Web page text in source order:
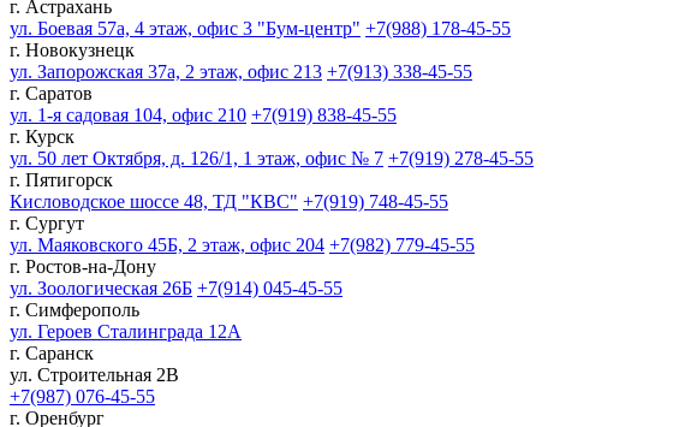
г. Астрахань
ул. Боевая 57а, 4 этаж, офис 3 "Бум-центр" +7(988) 178-45-55
г. Новокузнецк
ул. Запорожская 37а, 2 этаж, офис 213 +7(913) 338-45-55
г. Саратов
ул. 1-я садовая 104, офис 210 +7(919) 838-45-55
г. Курск
ул. 50 лет Октября, д. 126/1, 1 этаж, офис № 7 +7(919) 278-45-55
г. Пятигорск
Кисловодское шоссе 48, ТД "КВС" +7(919) 748-45-55
г. Сургут
ул. Маяковского 45Б, 2 этаж, офис 204 +7(982) 779-45-55
г. Ростов-на-Дону
ул. Зоологическая 26Б +7(914) 045-45-55
г. Симферополь
ул. Героев Сталинграда 12А
г. Саранск
ул. Строительная 2В
+7(987) 076-45-55
г. Оренбург